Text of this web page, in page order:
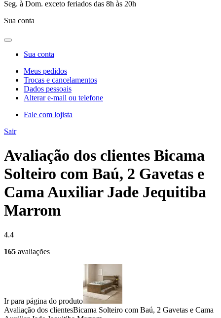
Seg. à Dom. exceto feriados das 8h às 20h
Sua conta
Sua conta
Meus pedidos
Trocas e cancelamentos
Dados pessoais
Alterar e-mail ou telefone
Fale com lojista
Sair
Avaliação dos clientes Bicama
Solteiro com Baú, 2 Gavetas e
Cama Auxiliar Jade Jequitiba
Marrom
4.4
165 avaliações
Ir para página do produto
Avaliação dos clientesBicama Solteiro com Baú, 2 Gavetas e Cama